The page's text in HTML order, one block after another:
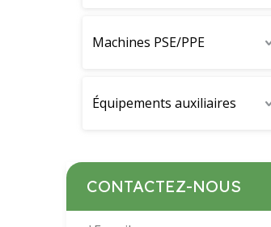
Machines PSE/PPE
Équipements auxiliaires
CONTACTEZ-NOUS